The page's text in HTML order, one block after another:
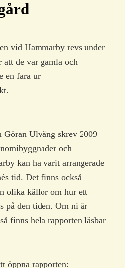
vid Hammarby revs under
de var gamla och
en fara ur
Göran Ulväng skrev 2009
och
kan ha varit arrangerade
tid. Det finns också
olika källor om hur ett
på den tiden. Om ni är
finns hela rapporten läsbar
öppna rapporten: